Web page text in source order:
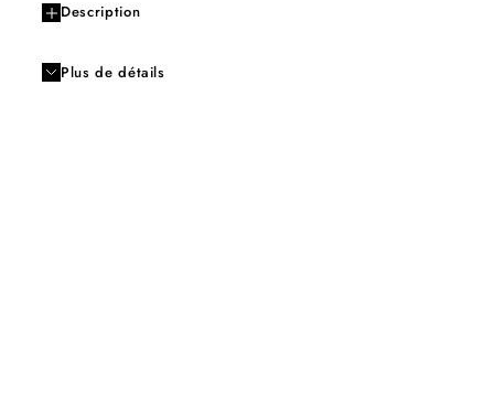
Description
Plus de détails